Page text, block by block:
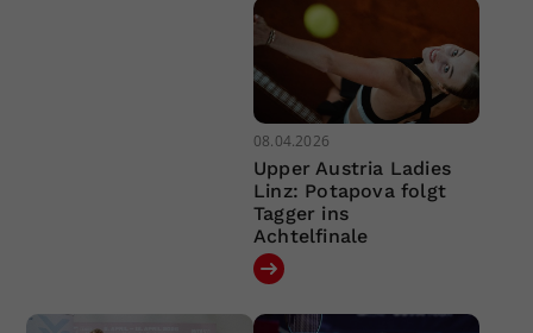
08.04.2026
Upper Austria Ladies
Linz: Potapova folgt
Tagger ins
Achtelfinale